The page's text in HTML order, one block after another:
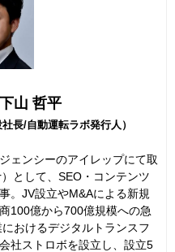
山 哲平
長/自動運転ラボ発行人）
ェンシーのアイレップにて取
として、SEO・コンテンツ
。JV設立やM&Aによる新規
100億から700億規模への急
おけるデジタルトランスフ
社ストロボを設立し、設立5